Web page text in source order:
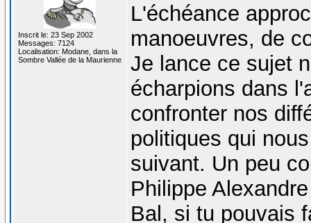
Inscrit le: 23 Sep 2002
Messages: 7124
Localisation: Modane, dans la
Sombre Vallée de la Maurienne
L'échéance
manoeuvres, de
Je lance ce sujet
écharpions dans
confronter nos
politiques qui
suivant. Un peu
Philippe
Bal, si tu pouvais